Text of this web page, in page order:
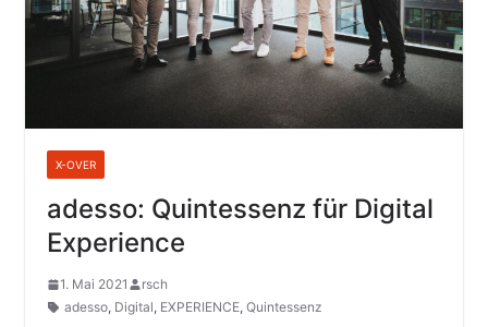
X-OVER
adesso: Quintessenz für Digital
Experience
1. Mai 2021
rsch
adesso, Digital, EXPERIENCE, Quintessenz